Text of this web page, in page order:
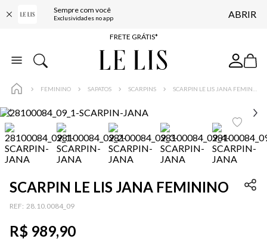
Sempre com você
Exclusividades no app ABRIR
ENTREGA EXPRESSA*
FRETE GRÁTIS*
BAIXE O APP
FEMININO SAPATOS SCARPINS
SCARPIN LE LIS JANA FEMININO
: 28.10.0084_09
R$ 989,90